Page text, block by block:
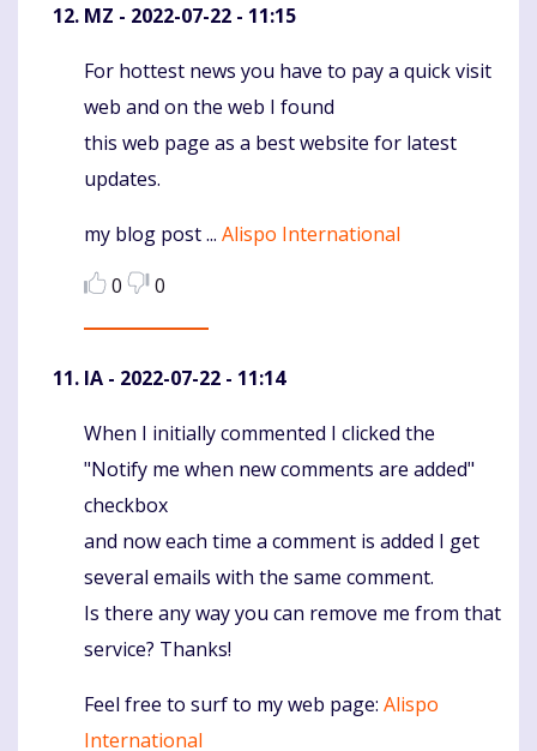
MZ - 2022-07-22 - 11:15
Komentaras
For hottest news you have to pay a quick visit
web and on the web I found
this web page as a best website for latest
updates.
my blog post ... Alispo International
0
0
IA - 2022-07-22 - 11:14
Komentaras
When I initially commented I clicked the
"Notify me when new comments are added"
checkbox
and now each time a comment is added I get
several emails with the same comment.
Is there any way you can remove me from that
service? Thanks!
Feel free to surf to my web page: Alispo
International